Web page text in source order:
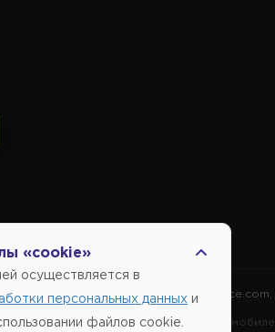
Copyright @2014-2026 | Автовсе.com
ЗНАКОВ (наименований марок
«cookie»
осуществляется в
персональных данных и
файлов cookie.